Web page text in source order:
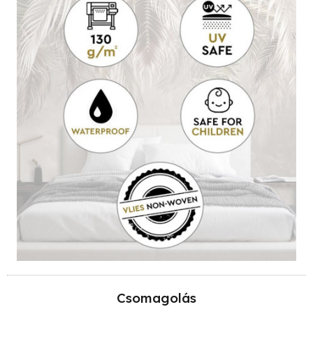
Csomagolás